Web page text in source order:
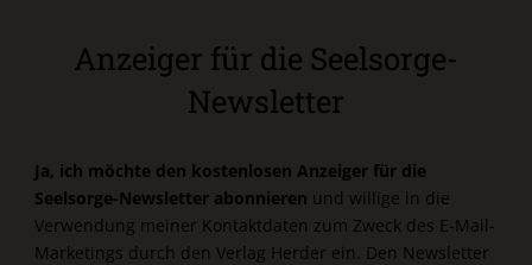
Anzeiger für die Seelsorge-
Newsletter
Ja, ich möchte den kostenlosen Anzeiger für die
Seelsorge-Newsletter abonnieren und willige in die
Verwendung meiner Kontaktdaten zum Zweck des E-Mail-
Marketings durch den Verlag Herder ein. Den Newsletter